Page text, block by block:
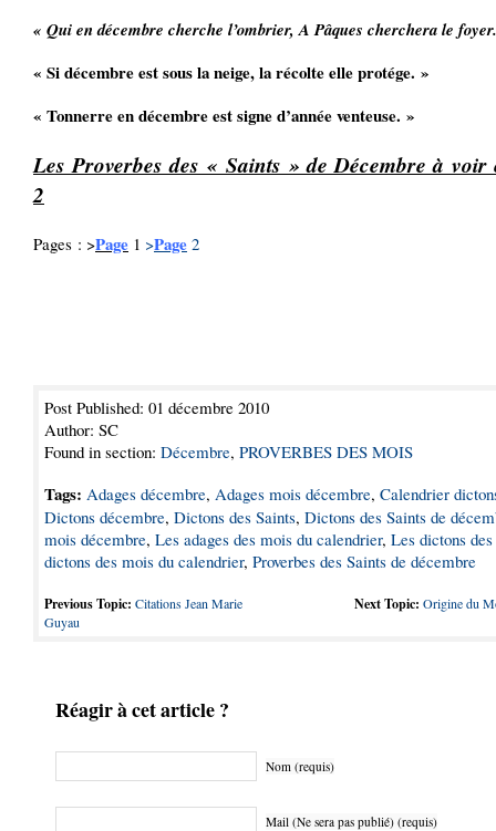
« Qui en décembre cherche l’ombrier, A Pâques cherchera le
« Si décembre est sous la neige, la récolte elle protége. »
« Tonnerre en décembre est signe d’année venteuse. »
Les Proverbes des « Saints » de Décembre à voir
2
Pages : >Page 1 >Page 2
Post Published: 01 décembre 2010
Author: SC
Found in section: Décembre, PROVERBES DES MOIS
Tags: Adages décembre, Adages mois décembre, Calendrier
Dictons décembre, Dictons des Saints, Dictons des Saints de
mois décembre, Les adages des mois du calendrier, Les dictons
dictons des mois du calendrier, Proverbes des Saints de décembre
Previous Topic: Citations Jean Marie
Guyau
Next Topic: Origine du
Réagir à cet article ?
Nom (requis)
Mail (Ne sera pas publié) (requis)